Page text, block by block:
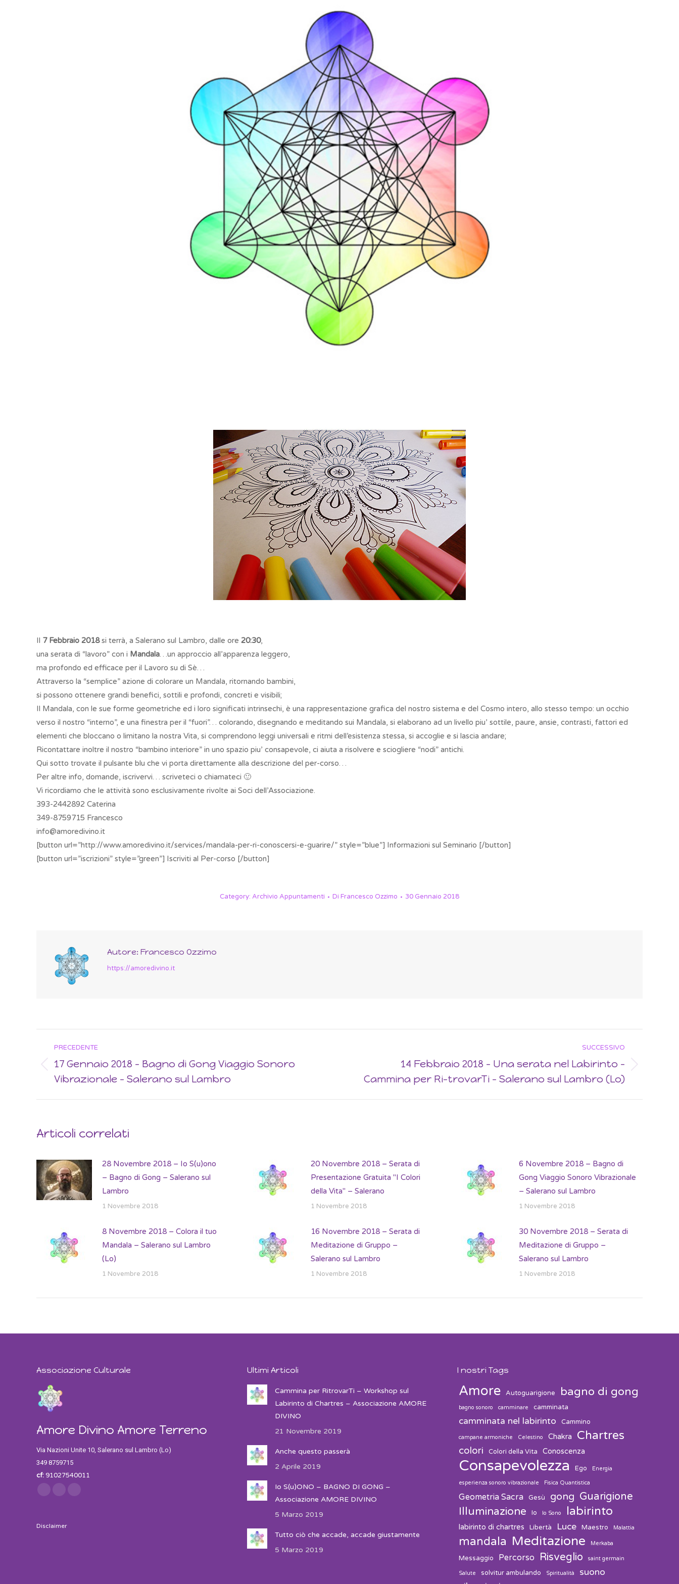
Il 7 Febbraio 2018si terrà, a Salerano sul Lambro, dalle ore 20:30,
una serata di “lavoro” con i Mandala…un approccio all’apparenza leggero,
ma profondo ed efficace per il Lavoro su di Sè…
Attraverso la “semplice” azione di colorare un Mandala, ritornando bambini,
si possono ottenere grandi benefici, sottili e profondi, concreti e visibili;
Il Mandala, con le sue forme geometriche ed i loro significati intrinsechi, è una rappresentazione grafica del nostro sistema e del Cosmo intero, allo stesso tempo: un occhio
verso il nostro “interno”, e una finestra per il “fuori”… colorando, disegnando e meditando sui Mandala, si elaborano ad un livello piu’ sottile, paure, ansie, contrasti, fattori ed
elementi che bloccano o limitano la nostra Vita, si comprendono leggi universali e ritmi dell’esistenza stessa, si accoglie e si lascia andare;
Ricontattare inoltre il nostro “bambino interiore” in uno spazio piu’ consapevole, ci aiuta a risolvere e sciogliere “nodi” antichi.
Qui sotto trovate il pulsante blu che vi porta direttamente alla descrizione del per-corso…
Per altre info, domande, iscrivervi… scriveteci o chiamateci 🙂
Vi ricordiamo che le attività sono esclusivamente rivolte ai Soci dell’Associazione.
393-2442892 Caterina
349-8759715 Francesco
info@amoredivino.it
[button url=”http://www.amoredivino.it/services/mandala-per-ri-conoscersi-e-guarire/” style=”blue”] Informazioni sul Seminario [/button]
[button url=”iscrizioni” style=”green”] Iscriviti al Per-corso [/button]
Category: Archivio Appuntamenti Di Francesco Ozzimo 30 Gennaio 2018
Autore: Francesco Ozzimo
https://amoredivino.it
navigation
PRECEDENTE
Previous
post:
17 Gennaio 2018 – Bagno di Gong Viaggio Sonoro
Vibrazionale – Salerano sul Lambro
SUCCESSIVO
post:
14 Febbraio 2018 – Una serata nel Labirinto –
Cammina per Ri-trovarTi – Salerano sul Lambro (Lo)
Articoli correlati
28 Novembre 2018 – Io S(u)ono
– Bagno di Gong – Salerano sul
Lambro
1 Novembre 2018
20 Novembre 2018 – Serata di
Presentazione Gratuita "I Colori
della Vita" – Salerano
1 Novembre 2018
6 Novembre 2018 – Bagno di
Gong Viaggio Sonoro Vibrazionale
– Salerano sul Lambro
1 Novembre 2018
8 Novembre 2018 – Colora il tuo
Mandala – Salerano sul Lambro
(Lo)
1 Novembre 2018
16 Novembre 2018 – Serata di
Meditazione di Gruppo –
Salerano sul Lambro
1 Novembre 2018
30 Novembre 2018 – Serata di
Meditazione di Gruppo –
Salerano sul Lambro
1 Novembre 2018
Associazione Culturale
Amore Divino Amore Terreno
Via Nazioni Unite 10, Salerano sul Lambro (Lo)
349 8759715
cf:91027540011
Find us on:
Facebook
TwitterInstagram
Disclaimer
Ultimi Articoli
Cammina per RitrovarTi – Workshop sul
Labirinto di Chartres – Associazione AMORE
DIVINO
21 Novembre 2019
Anche questo passerà
2 Aprile 2019
Io S(u)ONO – BAGNO DI GONG –
Associazione AMORE DIVINO
5 Marzo 2019
Tutto ciò che accade, accade giustamente
5 Marzo 2019
I nostri Tags
Amore Autoguarigione bagno di gong
bagno sonoro camminare camminata
camminata nel labirinto Cammino
campane armoniche Celestino Chakra Chartres
colori Colori della Vita Conoscenza
Consapevolezza Ego Energia
esperienza sonoro vibrazionale Fisica Quantistica
Geometria Sacra Gesù gong Guarigione
Illuminazione
Io Io Sono labirinto
labirinto di chartres Libertà Luce Maestro Malattia
mandala Meditazione Merkaba
Messaggio Percorso Risveglio saint germain
Salute solvitur ambulando Spiritualità suono